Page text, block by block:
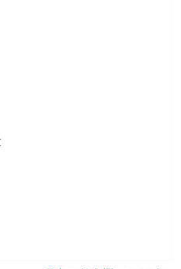
je 5 z 5 hviezdičiek.
je 5 z 5 hviezdičiek.
je 5 z 5 hviezdičiek.
je 5 z 5 hviezdičiek.